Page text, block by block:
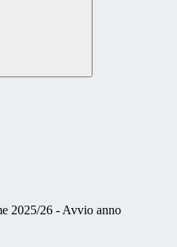
2025/26 - Avvio anno